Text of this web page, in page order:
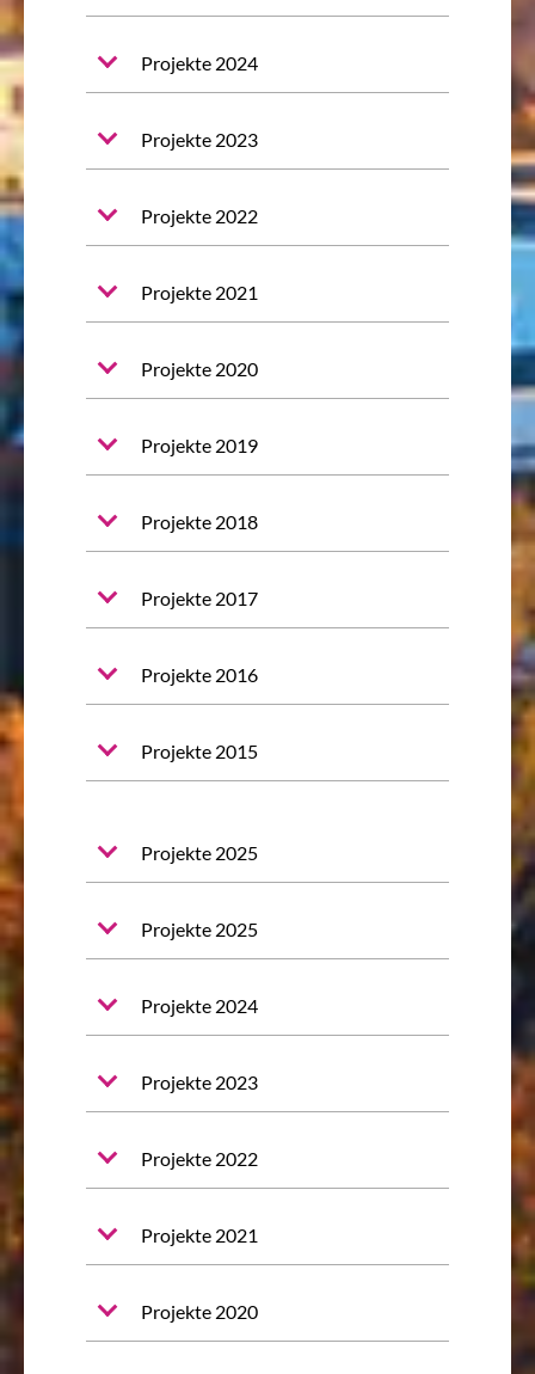
Projekte 2024
Projekte 2023
Projekte 2022
Projekte 2021
Projekte 2020
Projekte 2019
Projekte 2018
Projekte 2017
Projekte 2016
Projekte 2015
Projekte 2025
Projekte 2025
Projekte 2024
Projekte 2023
Projekte 2022
Projekte 2021
Projekte 2020